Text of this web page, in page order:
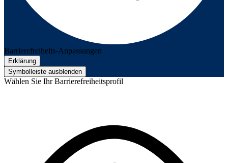
Barrierefreiheits-Anpassungen
Erklärung
Symbolleiste ausblenden
Wählen Sie Ihr Barrierefreiheitsprofil